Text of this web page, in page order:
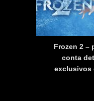
Frozen 2 –
conta
exclusivos